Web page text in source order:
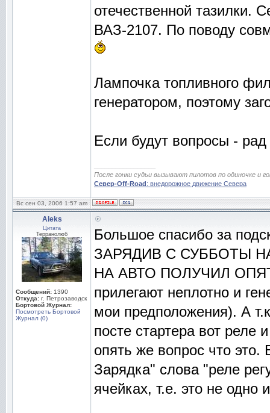
отечественной тазилки.
ВАЗ-2107. По поводу
Лампочка топливного
генератором, поэтому
Если будут вопросы -
После гонки судьи вызывают пилотов по одиночке и
Север-Off-Road: внедорожное движение Севера
Вс сен 03, 2006 1:57 am
Aleks
Цитата
Терранолюб
Сообщений: 1390
Откуда: г. Петрозаводск
Бортовой Журнал:
Посмотреть Бортовой
Журнал (0)
Большое спасибо за
ЗАРЯДИВ С СУББОТЫ
НА АВТО ПОЛУЧИЛ
прилегают неплотно и
мои предположения). А
посте стартера вот реле
опять же вопрос что
Зарядка" слова "реле
ячейках, т.е. это не одно